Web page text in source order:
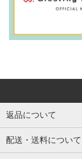
返品について
配送・送料について